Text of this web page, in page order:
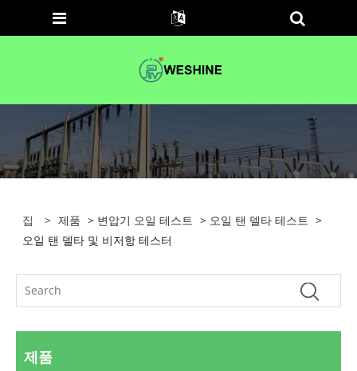
집 > 제품 > 변압기 오일 테스트 > 오일 탠 델타 테스트 >
오일 탠 델타 및 비저항 테스터
제품